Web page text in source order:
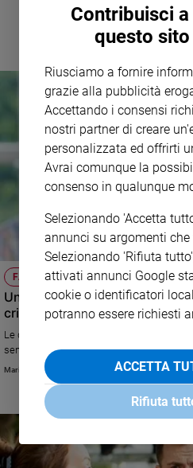
FAMIGLIA ED EDUCAZIONE
Un padre vecchio, solo e
cristiana
Le difficoltà di una coppia a relazionarsi
sempre stato ed è ancora antipatico e
Mariateresa Zattoni
Contribuisci
questo
Riusciamo a fornire
grazie alla pubblicità
Accettando i consensi
nostri partner di creare
personalizzata ed offrirti
Avrai comunque la
consenso in qualunque
Selezionando 'Accetta
annunci su argomenti
Selezionando 'Rifiuta
attivati annunci Google
cookie o identificatori
potranno essere richiesti
ACCETTA
Rifiuta